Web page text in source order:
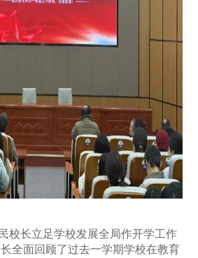
校长立足学校发展全局作开学工作
全面回顾了过去一学期学校在教育